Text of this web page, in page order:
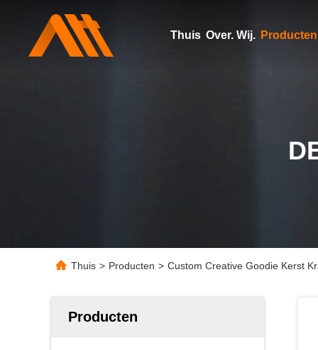
Thuis Over. Wij. Producten
Thuis > Producten > Custom Creative Goodie Kerst
Producten